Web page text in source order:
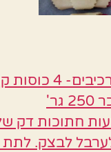
עוגיות רחת לוקום נדירות – רחל ועקנין
ביצה חצי כוס מים קורט מלח 3 כפות סוכר 250 גר'
חתוכות דק
לבצק.